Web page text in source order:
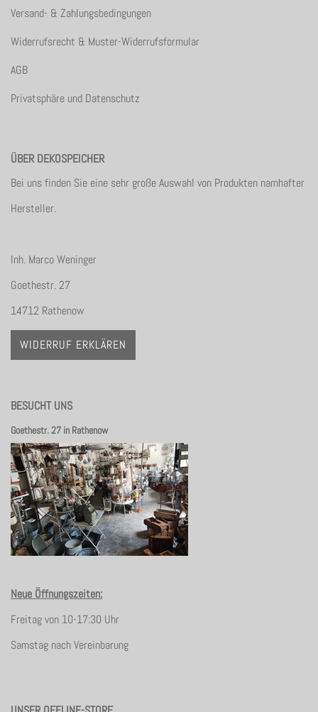
Versand- & Zahlungsbedingungen
Widerrufsrecht & Muster-Widerrufsformular
AGB
Privatsphäre und Datenschutz
ÜBER DEKOSPEICHER
Bei uns finden Sie eine sehr große Auswahl von Produkten namhafter
Hersteller.
Inh. Marco Weninger
Goethestr. 27
14712 Rathenow
WIDERRUF ERKLÄREN
BESUCHT UNS
Goethestr. 27 in Rathenow
Neue Öffnungszeiten:
Freitag von 10-17:30 Uhr
Samstag nach Vereinbarung